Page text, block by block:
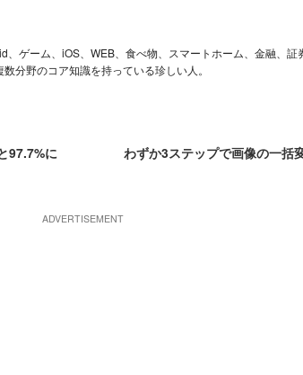
ゲーム、iOS、WEB、食べ物、スマートホーム、金融、証
分野のコア知識を持っている珍しい人。
97.7%に
わずか3ステップで画像の一括